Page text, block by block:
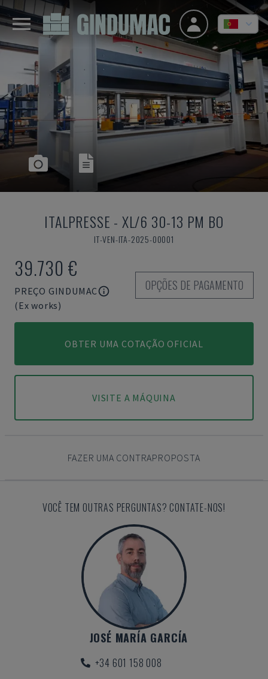
ITALPRESSE - XL/6 30-13 PM BO
IT-VEN-ITA-2025-00001
39.730 €
PREÇO GINDUMAC
(Ex works)
OPÇÕES DE PAGAMENTO
OBTER UMA COTAÇÃO OFICIAL
VISITE A MÁQUINA
FAZER UMA CONTRAPROPOSTA
VOCÊ TEM OUTRAS PERGUNTAS? CONTATE-NOS!
JOSÉ MARÍA GARCÍA
+34 601 158 008